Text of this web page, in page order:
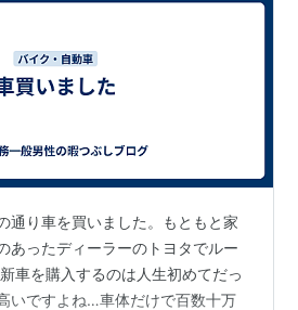
通り車を買いました。もともと家
あったディーラーのトヨタでルー
車を購入するのは人生初めてだっ
いですよね…車体だけで百数十万